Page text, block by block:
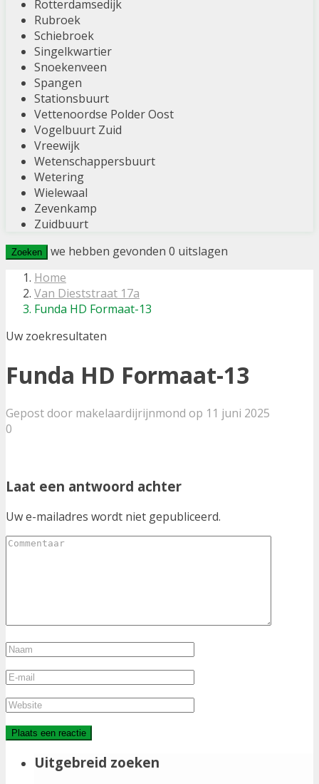
Rotterdamsedijk
Rubroek
Schiebroek
Singelkwartier
Snoekenveen
Spangen
Stationsbuurt
Vettenoordse Polder Oost
Vogelbuurt Zuid
Vreewijk
Wetenschappersbuurt
Wetering
Wielewaal
Zevenkamp
Zuidbuurt
Zoeken we hebben gevonden 0 uitslagen
Home
Van Dieststraat 17a
Funda HD Formaat-13
Uw zoekresultaten
Funda HD Formaat-13
Gepost door makelaardijrijnmond op 11 juni 2025
0
Laat een antwoord achter
Uw e-mailadres wordt niet gepubliceerd.
Uitgebreid zoeken